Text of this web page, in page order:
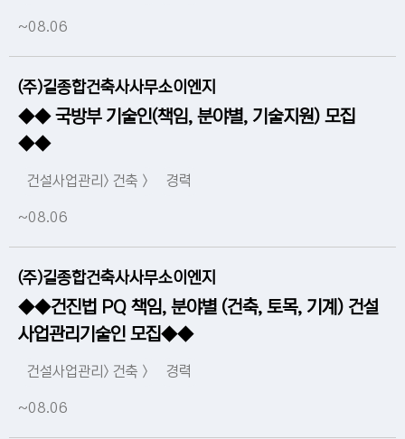
~08.06
(주)길종합건축사사무소이엔지
◆◆ 국방부 기술인(책임, 분야별, 기술지원) 모집
◆◆
건설사업관리> 건축 > 경력
~08.06
(주)길종합건축사사무소이엔지
◆◆건진법 PQ 책임, 분야별 (건축, 토목, 기계) 건설
사업관리기술인 모집◆◆
건설사업관리> 건축 > 경력
~08.06